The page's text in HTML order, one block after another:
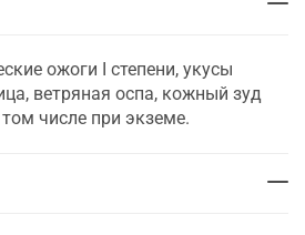
ожоги I степени, укусы
ветряная оспа, кожный зуд
числе при экземе.